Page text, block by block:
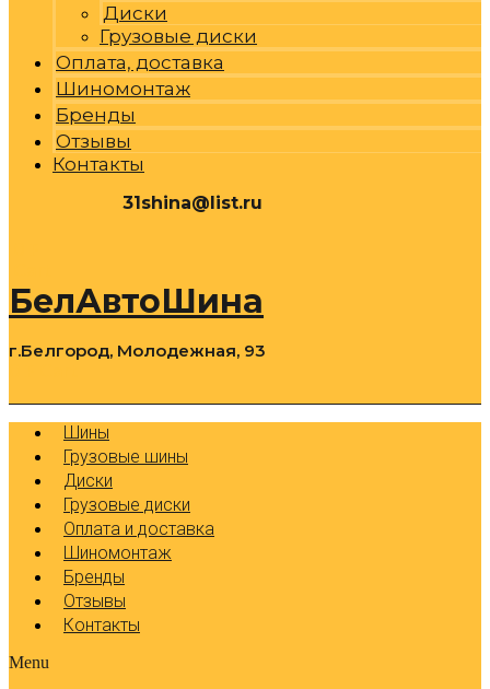
Диски
Грузовые диски
Оплата, доставка
Шиномонтаж
Бренды
Отзывы
Контакты
31shina@list.ru
БелАвтоШина
г.Белгород, Молодежная, 93
Шины
Грузовые шины
Диски
Грузовые диски
Оплата и доставка
Шиномонтаж
Бренды
Отзывы
Контакты
Menu